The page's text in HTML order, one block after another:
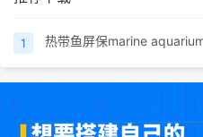
1 热带鱼屏保marine